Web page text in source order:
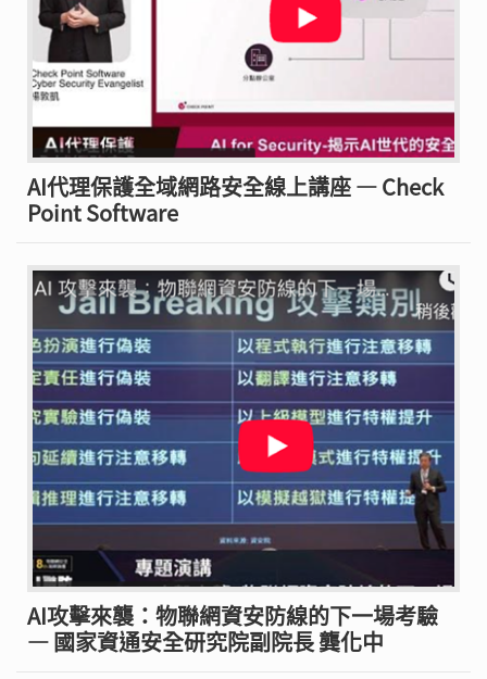
AI代理保護全域網路安全線上講座 — Check
Point Software
AI攻擊來襲：物聯網資安防線的下一場考驗
— 國家資通安全研究院副院長 龔化中